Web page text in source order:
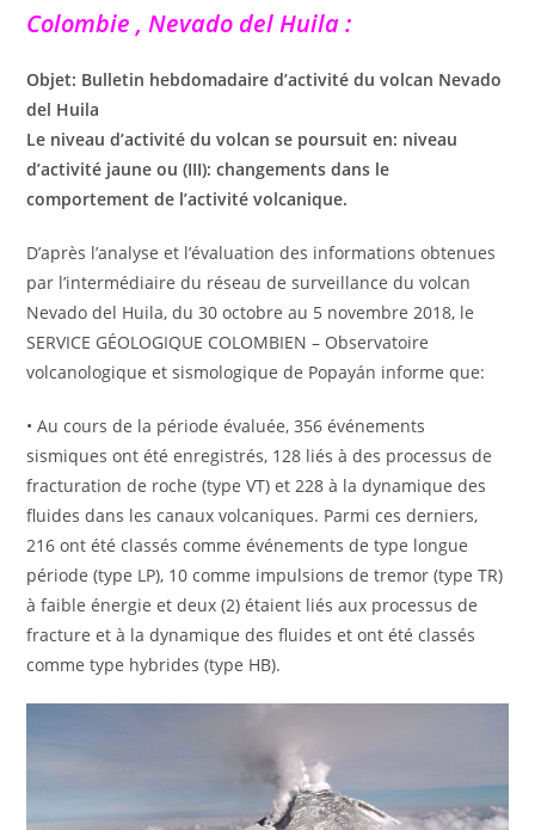
Colombie , Nevado del Huila :
Objet: Bulletin hebdomadaire d’activité du volcan Nevado
del Huila
Le niveau d’activité du volcan se poursuit en: niveau
d’activité jaune ou (III): changements dans le
comportement de l’activité volcanique.
D’après l’analyse et l’évaluation des informations obtenues
par l’intermédiaire du réseau de surveillance du volcan
Nevado del Huila, du 30 octobre au 5 novembre 2018, le
SERVICE GÉOLOGIQUE COLOMBIEN – Observatoire
volcanologique et sismologique de Popayán informe que:
• Au cours de la période évaluée, 356 événements
sismiques ont été enregistrés, 128 liés à des processus de
fracturation de roche (type VT) et 228 à la dynamique des
fluides dans les canaux volcaniques. Parmi ces derniers,
216 ont été classés comme événements de type longue
période (type LP), 10 comme impulsions de tremor (type TR)
à faible énergie et deux (2) étaient liés aux processus de
fracture et à la dynamique des fluides et ont été classés
comme type hybrides (type HB).